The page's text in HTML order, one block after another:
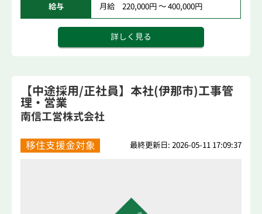
給与 月給 220,000円 ～ 400,000円
詳しく見る
【中途採用/正社員】本社(伊那市)工事管
理・営業
南信工営株式会社
移住支援金対象 最終更新日: 2026-05-11 17:09:37